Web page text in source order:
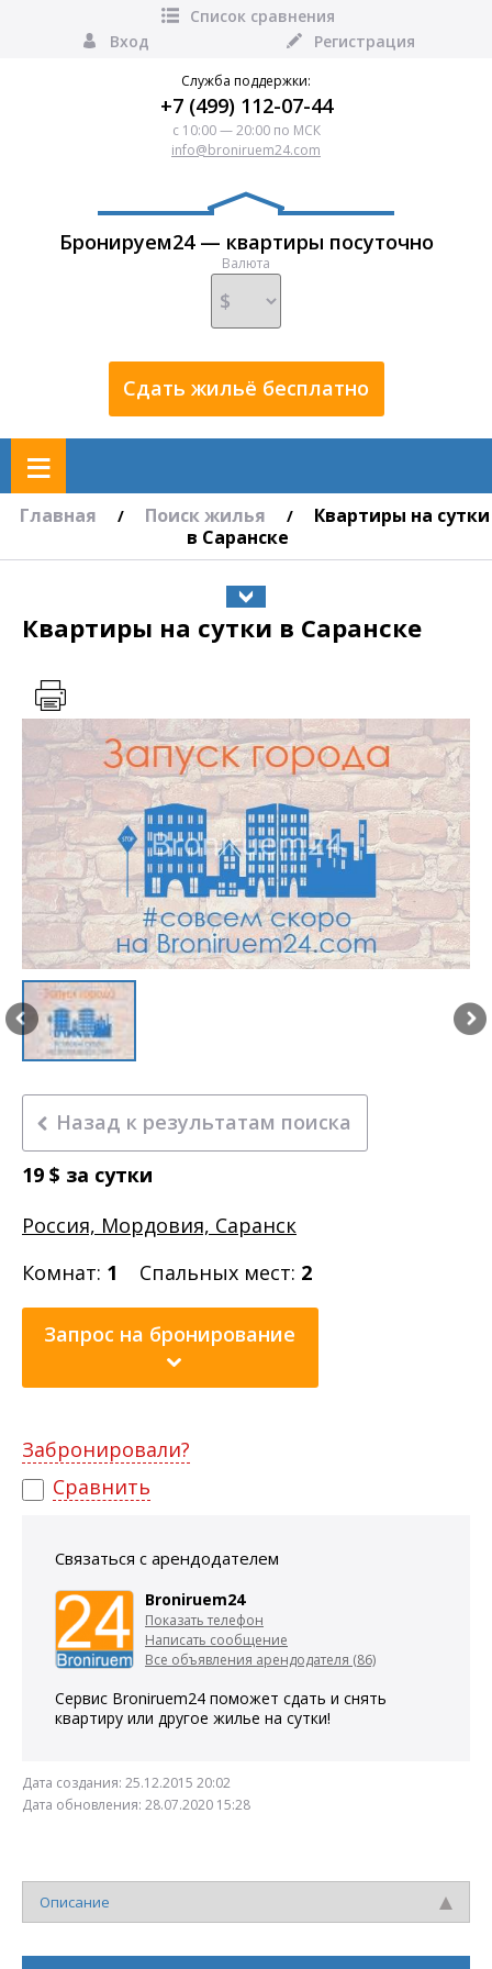
Список сравнения
Вход
Регистрация
Служба поддержки:
+7 (499) 112-07-44
с 10:00 — 20:00 по МСК
info@broniruem24.com
Бронируем24 — квартиры посуточно
Валюта
Сдать жильё бесплатно
≡
Главная / Поиск жилья /
Квартиры на сутки
в Саранске
Квартиры на сутки в Саранске
Назад к результатам поиска
19 $ за сутки
Россия, Мордовия, Саранск
Комнат: 1 Спальных мест: 2
Запрос на бронирование
Забронировали?
Сравнить
Связаться с арендодателем
Broniruem24
Показать телефон
Написать сообщение
Все объявления арендодателя (86)
Сервис Broniruem24 поможет сдать и снять
квартиру или другое жилье на сутки!
Дата создания: 25.12.2015 20:02
Дата обновления: 28.07.2020 15:28
Описание